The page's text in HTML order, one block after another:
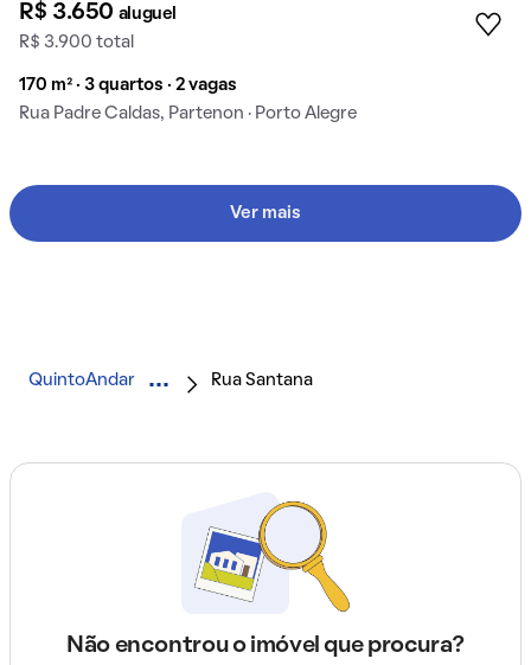
R$ 3.650 aluguel
R$ 3.900 total
170 m² · 3 quartos · 2 vagas
Rua Padre Caldas, Partenon · Porto Alegre
Ver mais
QuintoAndar Rua Santana
Não encontrou o imóvel que procura?